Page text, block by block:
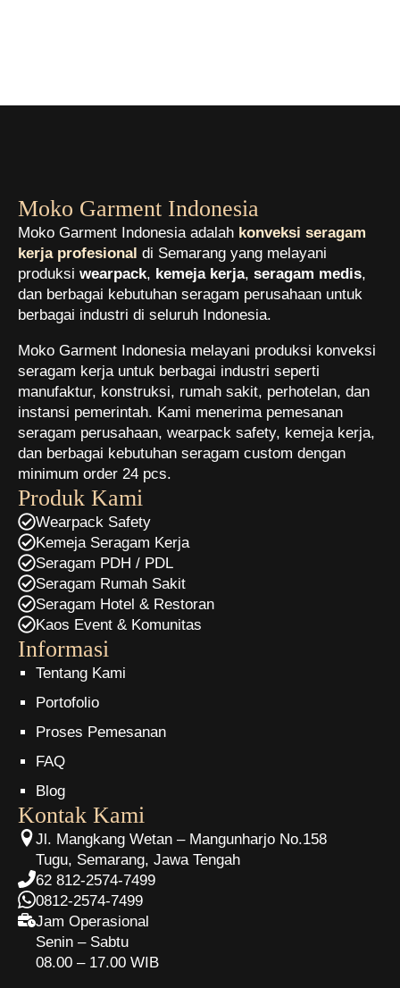
Moko Garment Indonesia
Moko Garment Indonesia adalah konveksi seragam
kerja profesional di Semarang yang melayani
produksi wearpack, kemeja kerja, seragam medis,
dan berbagai kebutuhan seragam perusahaan untuk
berbagai industri di seluruh Indonesia.
Moko Garment Indonesia melayani produksi konveksi
seragam kerja untuk berbagai industri seperti
manufaktur, konstruksi, rumah sakit, perhotelan, dan
instansi pemerintah. Kami menerima pemesanan
seragam perusahaan, wearpack safety, kemeja kerja,
dan berbagai kebutuhan seragam custom dengan
minimum order 24 pcs.
Produk Kami
Wearpack Safety
Kemeja Seragam Kerja
Seragam PDH / PDL
Seragam Rumah Sakit
Seragam Hotel & Restoran
Kaos Event & Komunitas
Informasi
Tentang Kami
Portofolio
Proses Pemesanan
FAQ
Blog
Kontak Kami
Jl. Mangkang Wetan – Mangunharjo No.158
Tugu, Semarang, Jawa Tengah
62 812-2574-7499
0812-2574-7499
Jam Operasional
Senin – Sabtu
08.00 – 17.00 WIB